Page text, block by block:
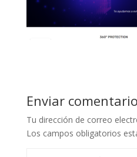
Enviar comentario
Tu dirección de correo
Los campos obligatorios